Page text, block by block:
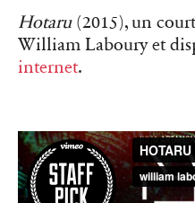
Hotaru(2015), un
William Laboury et
internet.